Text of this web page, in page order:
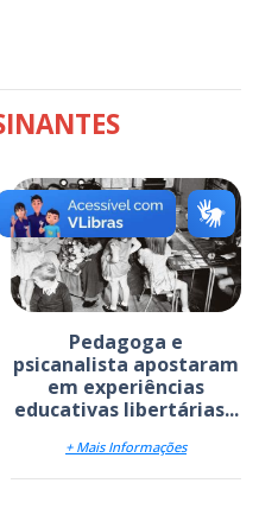
Pedagoga e
psicanalista apostaram
em experiências
educativas libertárias...
+ Mais Informações